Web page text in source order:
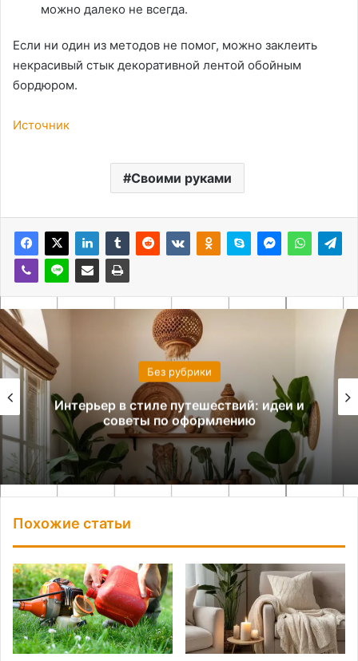
можно далеко не всегда.
Если ни один из методов не помог, можно заклеить
некрасивый стык декоративной лентой обойным
бордюром.
Источник
Своими руками
Без рубрики
Интерьер в стиле путешествий: идеи и
советы по оформлению
Похожие статьи